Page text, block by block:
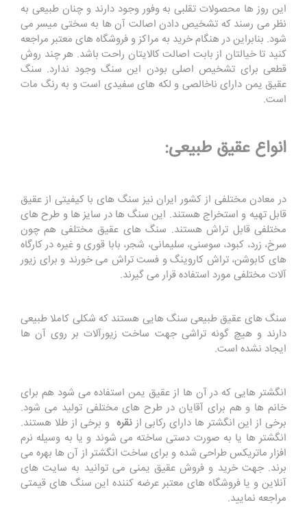
این روز ها محصولات تقلبی به وفور وجود دارند و چنان طبیعی به
نظر می رسند که تشخیص دادن اصالت آن ها به سختی میسر می
شود. بنابراین در هنگام خرید به مراکز و فروشگاه های معتبر مراجعه
کنید تا خیالتان از بابت اصالت کالایتان راحت باشد. هر چند روش
قطعی برای تشخیص اصلی بودن این سنگ وجود ندارد. سنگ
عقیق یمن دارای ناخالصی و لکه های سفیدی است و به رنگ مات
است.
انواع عقیق طبیعی:
در معادن مختلفی از کشور ایران نیز سنگ های با کیفیتی از عقیق
قابل تهیه و استخراج هستند. این سنگ ها در سایز ها و طرح های
مختلفی قابل تراش هستند. سنگ های عقیق مختلفی هم چون
سرخ، زرد، کبود، سوسنی، سلیمانی، شجر، بابا قوری و غیره در کارگاه
های کابوشن، تراش کاروینگ و فست تراش می خورند و برای زیور
آلات مختلفی مورد استفاده قرار می گیرند.
سنگ های عقیق طبیعی سنگ هایی هستند که شکلی کاملا طبیعی
دارند و هیچ گونه تراشی جهت ساخت زیورآلات بر روی آن ها
ایجاد نشده است.
انگشتر هایی که در آن ها از عقیق یمن استفاده می شود هم برای
خانم ها و هم برای آقایان در طرح های مختلفی تولید می شود.
برخی از این انگشتر ها دارای رکابی ازنقره و برخی از طلا هستند.
انگشتر ها یا به صورت دستی ساخته می شوند و یا به وسیله نرم
افزار ماتریکس طراحی شده و برای ساخت انگشتر از آن ها بهره می
برند. جهت خرید و فروش عقیق یمنی می توانید به سایت های
آنلاین و یا فروشگاه های معتبر عرضه کننده این سنگ های قیمتی
مراجعه نمایید.